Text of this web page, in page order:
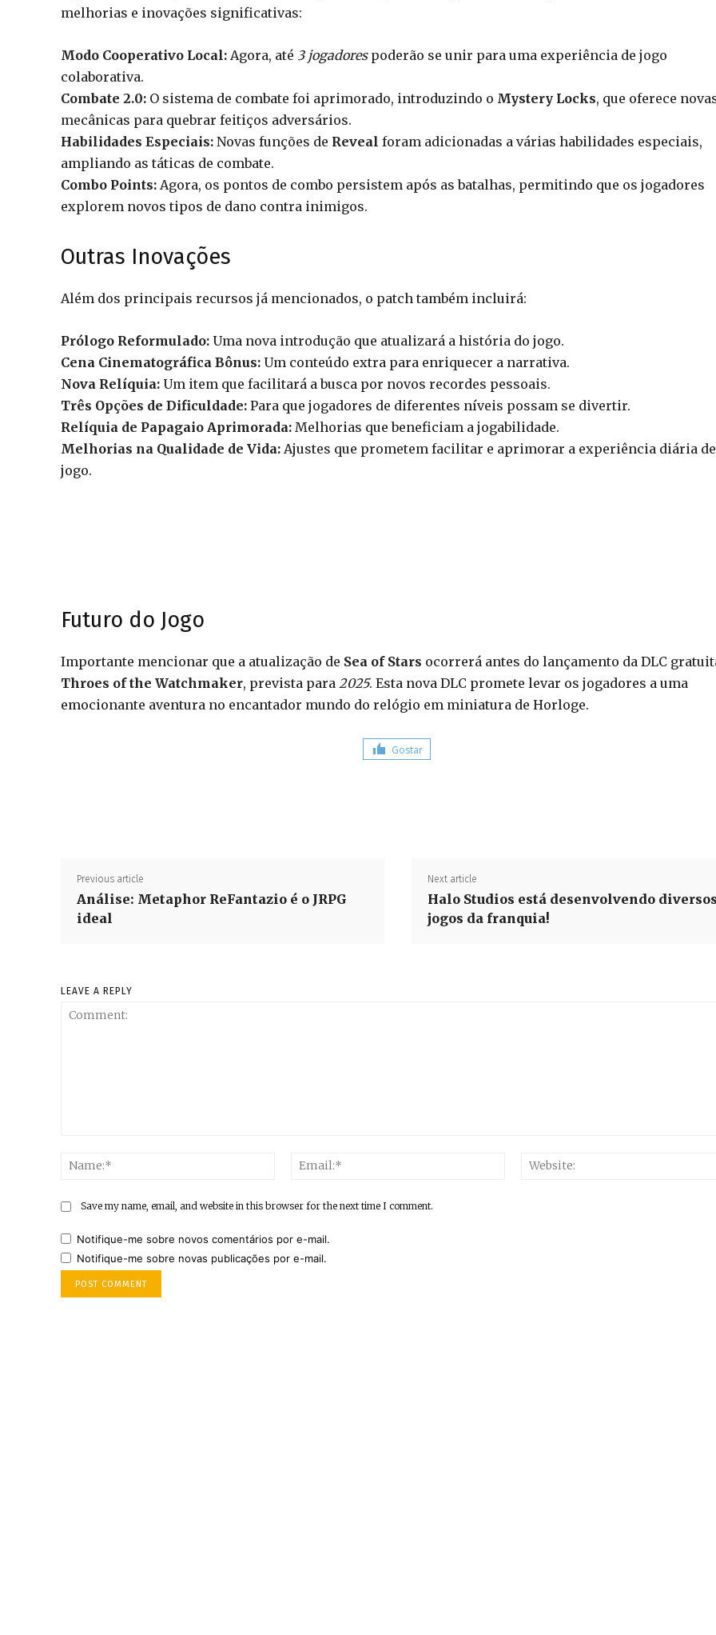
melhorias e inovações significativas:
Modo Cooperativo Local: Agora, até 3 jogadorespoderão se unir para uma experiência de jogo
colaborativa.
Combate 2.0: O sistema de combate foi aprimorado, introduzindo o Mystery Locks, que oferece
mecânicas para quebrar feitiços adversários.
Habilidades Especiais: Novas funções de Reveal foram adicionadas a várias habilidades especiais,
ampliando as táticas de combate.
Combo Points: Agora, os pontos de combo persistem após as batalhas, permitindo que os jogadores
explorem novos tipos de dano contra inimigos.
Outras Inovações
Além dos principais recursos já mencionados, o patch também incluirá:
Prólogo Reformulado: Uma nova introdução que atualizará a história do jogo.
Cena Cinematográfica Bônus: Um conteúdo extra para enriquecer a narrativa.
Nova Relíquia: Um item que facilitará a busca por novos recordes pessoais.
Três Opções de Dificuldade: Para que jogadores de diferentes níveis possam se divertir.
Relíquia de Papagaio Aprimorada: Melhorias que beneficiam a jogabilidade.
Melhorias na Qualidade de Vida: Ajustes que prometem facilitar e aprimorar a experiência diária de
jogo.
Futuro do Jogo
Importante mencionar que a atualização de Sea of Stars ocorrerá antes do lançamento da DLC
Throes of the Watchmaker, prevista para 2025. Esta nova DLC promete levar os jogadores a uma
emocionante aventura no encantador mundo do relógio em miniatura de Horloge.
Gostar
Previous article
Análise: Metaphor ReFantazio é o JRPG
ideal
Next article
Halo Studios está desenvolvendo diversos
jogos da franquia!
LEAVE A REPLY
Name:*
Email:*
Save my name, email, and website in this browser for the next time I comment.
Notifique-me sobre novos comentários por e-mail.
Notifique-me sobre novas publicações por e-mail.